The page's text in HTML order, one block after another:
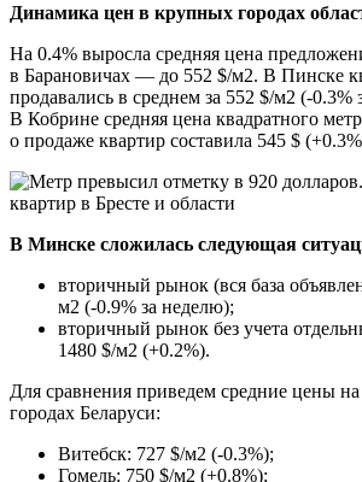
Динамика цен в крупных городах
На 0.4% выросла средняя цена
в Барановичах — до 552 $/м2. В Пинске
продавались в среднем за 552 $/м2 (-0.3%
В Кобрине средняя цена квадратного
о продаже квартир составила 545 $
В Минске сложилась следующая
вторичный рынок (вся база
м2 (-0.9% за неделю);
вторичный рынок без учета
1480 $/м2 (+0.2%).
Для сравнения приведем средние цены
городах Беларуси:
Витебск: 727 $/м2 (-0.3%);
Гомель: 750 $/м2 (+0.8%);